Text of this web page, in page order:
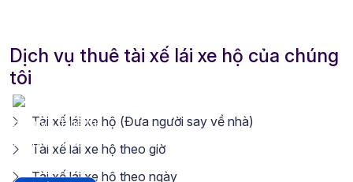
Dịch vụ thuê tài xế lái xe hộ của chúng
tôi
Tài xế lái xe hộ (Đưa người say về nhà)
Tài xế lái xe hộ theo giờ
Tài xế lái xe hộ theo ngày